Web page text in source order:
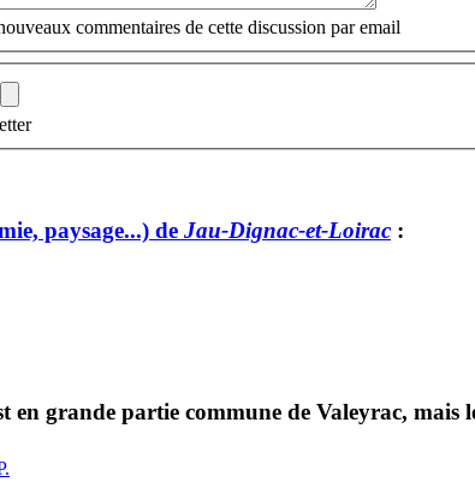
commentaires de cette discussion par email
paysage...) de Jau-Dignac-et-Loirac :
en grande partie commune de Valeyrac,